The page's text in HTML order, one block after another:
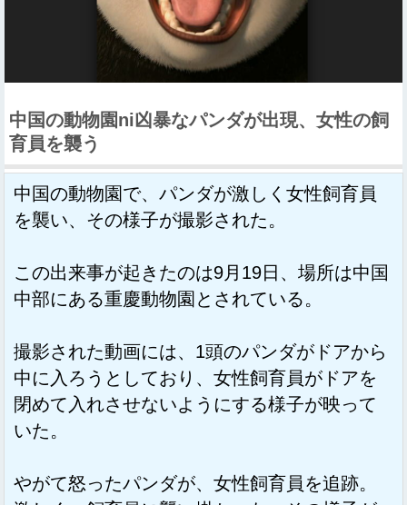
中国の動物園ni凶暴なパンダが出現、女性の飼
育員を襲う
中国の動物園で、パンダが激しく女性飼育員
を襲い、その様子が撮影された。
この出来事が起きたのは9月19日、場所は中国
中部にある重慶動物園とされている。
撮影された動画には、1頭のパンダがドアから
中に入ろうとしており、女性飼育員がドアを
閉めて入れさせないようにする様子が映って
いた。
やがて怒ったパンダが、女性飼育員を追跡。